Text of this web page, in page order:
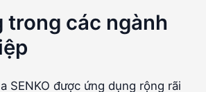
trong các ngành
SENKO được ứng dụng rộng rãi